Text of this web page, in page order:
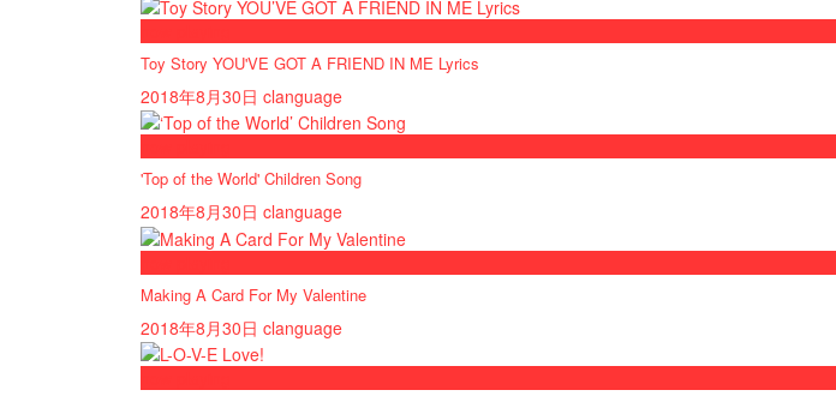
Toy Story YOU'VE GOT A FRIEND IN ME Lyrics
2018年8月30日 clanguage
'Top of the World' Children Song
2018年8月30日 clanguage
Making A Card For My Valentine
2018年8月30日 clanguage